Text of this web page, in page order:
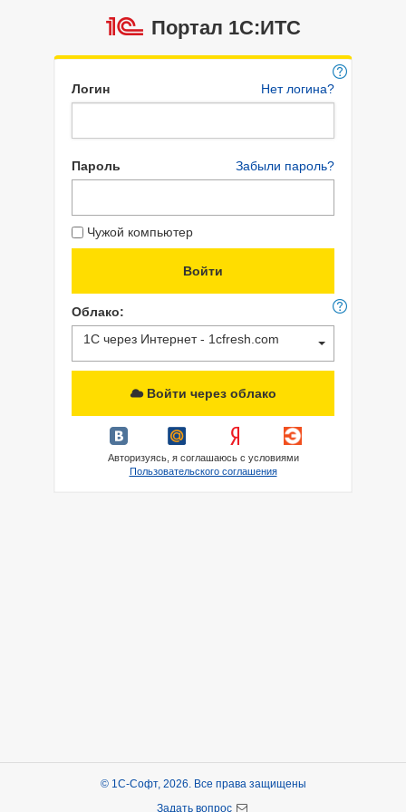
Портал 1C:ИТС
Логин Нет логина?
Пароль Забыли пароль?
Чужой компьютер
Облако:
1С через Интернет - 1cfresh.com
Войти через облако
Авторизуясь, я соглашаюсь с условиями
Пользовательского соглашения
© 1С-Софт, 2026. Все права защищены
Задать вопрос